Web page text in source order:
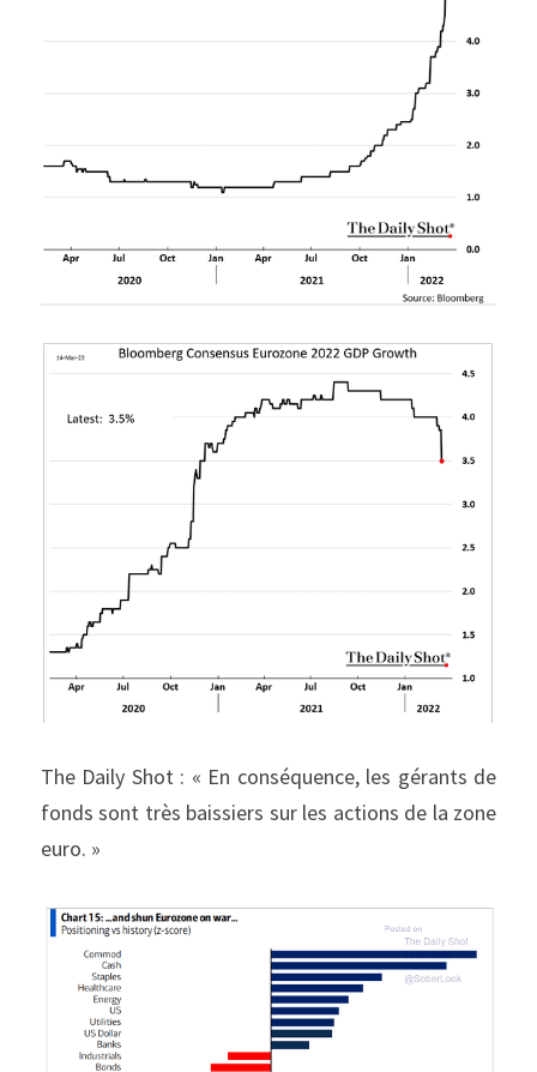
The Daily Shot : « En conséquence, les gérants de
fonds sont très baissiers sur les actions de la zone
euro. »